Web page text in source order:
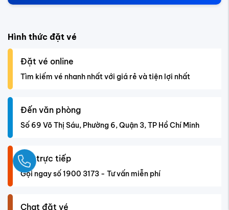
Chat đặt vé
Trò chuyện trực tiếp qua bộ chat ở góc phải màn hình
Họ và tên*
Số điện thoại